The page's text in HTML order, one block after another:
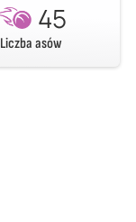
45
Liczba asów